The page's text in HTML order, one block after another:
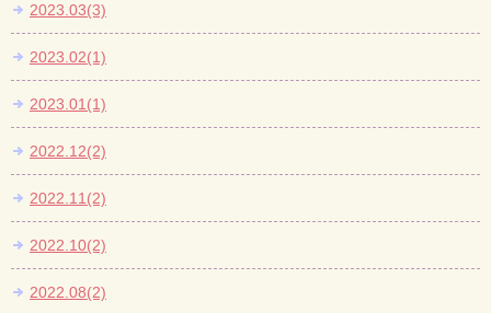
2023.03(3)
2023.02(1)
2023.01(1)
2022.12(2)
2022.11(2)
2022.10(2)
2022.08(2)